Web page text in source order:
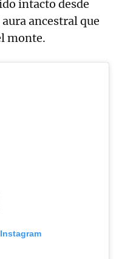
intacto desde
ancestral que
monte.